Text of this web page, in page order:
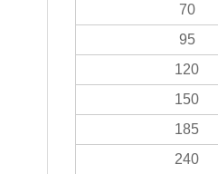
70
95
120
150
185
240